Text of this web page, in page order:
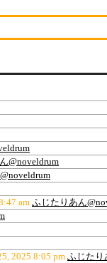
@noveldrum
am ふじたりあん
2025 8:05 pmふじたり